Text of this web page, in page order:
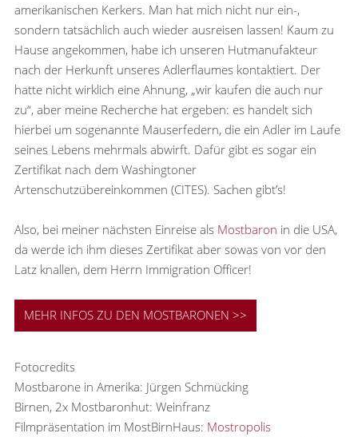
amerikanischen Kerkers. Man hat mich nicht nur ein-,
sondern tatsächlich auch wieder ausreisen lassen! Kaum zu
Hause angekommen, habe ich unseren Hutmanufakteur
nach der Herkunft unseres Adlerflaumes kontaktiert. Der
hatte nicht wirklich eine Ahnung, „wir kaufen die auch nur
zu“, aber meine Recherche hat ergeben: es handelt sich
hierbei um sogenannte Mauserfedern, die ein Adler im Laufe
seines Lebens mehrmals abwirft. Dafür gibt es sogar ein
Zertifikat nach dem Washingtoner
Artenschutzübereinkommen (CITES). Sachen gibt’s!
Also, bei meiner nächsten Einreise als Mostbaron in die USA,
da werde ich ihm dieses Zertifikat aber sowas von vor den
Latz knallen, dem Herrn Immigration Officer!
MEHR INFOS ZU DEN MOSTBARONEN >>
Fotocredits
Mostbarone in Amerika: Jürgen Schmücking
Birnen, 2x Mostbaronhut: Weinfranz
Filmpräsentation im MostBirnHaus: Mostropolis